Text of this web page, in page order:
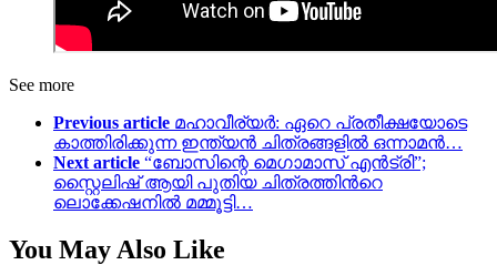
See more
Previous article മഹാവീര്യർ: ഏറെ പ്രതീക്ഷയോടെ
കാത്തിരിക്കുന്ന ഇന്ത്യൻ ചിത്രങ്ങളിൽ ഒന്നാമൻ…
Next article “ബോസിന്റെ മെഗാമാസ് എൻട്രി”;
സ്റ്റൈലിഷ് ആയി പുതിയ ചിത്രത്തിന്‍റെ
ലൊക്കേഷനിൽ മമ്മൂട്ടി…
You May Also Like